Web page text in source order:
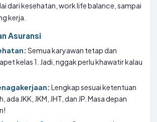
dari kesehatan, work life balance, sampai
kerja.
Asuransi
Semua karyawan tetap dan
kelas 1. Jadi, nggak perlu khawatir kalau
Lengkap sesuai ketentuan
ada JKK, JKM, JHT, dan JP. Masa depan